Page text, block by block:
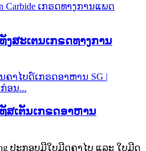
ງສະເຕນເກຣດທາງການ
ສເຕັນເກຣດອາຫານ
ປະກອບມີໃບມີດຄາໄບ ແລະ ໃບມີດ